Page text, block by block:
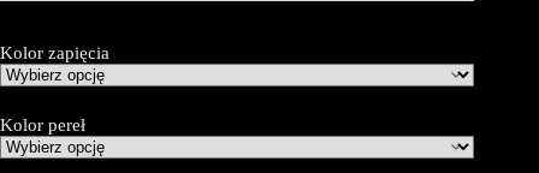
Kolor zapięcia
Kolor pereł